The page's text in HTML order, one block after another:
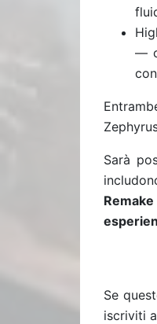
—
Sarà
Se
iscriviti